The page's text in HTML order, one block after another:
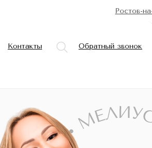
Ростов-
Обратный звонок
Контакты